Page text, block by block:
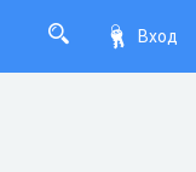
Вход